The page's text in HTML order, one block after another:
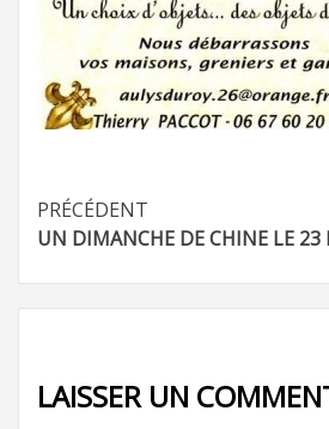
Navigation
d’article
PRÉCÉDENT
UN DIMANCHE DE CHINE LE 23
LAISSER UN